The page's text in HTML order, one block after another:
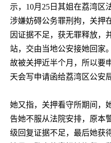
示， 10月 25 日其姐在荔湾区
涉嫌妨碍公务罪刑拘，关押
因证据不足，获无罪释放，
站，交由当地公安接她回家
故被关押近半个月，所以要
天会写申请函给荔湾区公安局
她又指，关押看守所期间，
告她不服从法院安排，原本
级回复证据不足，最后她获